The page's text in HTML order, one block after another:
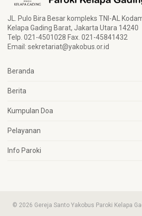
JL. Pulo Bira Besar kompleks TNI-AL
Kelapa Gading Barat, Jakarta Utara 14240
Telp. 021-4501028 Fax. 021-45841432
Email: sekretariat@yakobus.or.id
Beranda
Berita
Kumpulan Doa
Pelayanan
Info Paroki
© 2026 Gereja Santo Yakobus Paroki Kelapa